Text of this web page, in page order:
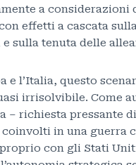
a considerazioni
effetti a cascata
sulla tenuta delle
e l’Italia, questo
irrisolvibile. Come
– richiesta pressante
coinvolti in una guerra
con gli Stati